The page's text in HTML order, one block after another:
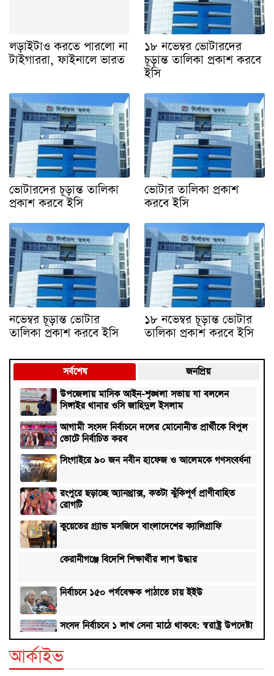
লড়াইটাও করতে পারলো না
টাইগাররা, ফাইনালে ভারত
১৮ নভেম্বর ভোটারদের
চূড়ান্ত তালিকা প্রকাশ করবে
ইসি
ভোটারদের চূড়ান্ত তালিকা
প্রকাশ করবে ইসি
ভোটার তালিকা প্রকাশ
করবে ইসি
নভেম্বর চূড়ান্ত ভোটার
তালিকা প্রকাশ করবে ইসি
১৮ নভেম্বর চূড়ান্ত ভোটার
তালিকা প্রকাশ করবে ইসি
সর্বশেষ
জনপ্রিয়
উপজেলায় মাসিক আইন-শৃঙ্খলা সভায় যা বললেন
সিঙ্গাইর থানার ওসি জাহিদুল ইসলাম
আগামী সংসদ নির্বাচনে দলের মোনোনীত প্রার্থীকে বিপুল
ভোটে নির্বাচিত করব
সিংগাইরে ৯০ জন নবীন হাফেজ ও আলেমকে গণসংবর্ধনা
রংপুরে ছড়াচ্ছে অ্যানথ্রাক্স, কতটা ঝুঁকিপূর্ণ প্রাণীবাহিত
রোগটি
কুয়েতের গ্র্যান্ড মসজিদে বাংলাদেশের ক্যালিগ্রাফি
কেরানীগঞ্জে বিদেশি শিক্ষার্থীর লাশ উদ্ধার
নির্বাচনে ১৫০ পর্যবেক্ষক পাঠাতে চায় ইইউ
সংসদ নির্বাচনে ১ লাখ সেনা মাঠে থাকবে: স্বরাষ্ট্র উপদেষ্টা
লড়াইটাও করতে পারলো না টাইগাররা, ফাইনালে ভারত
আর্কাইভ